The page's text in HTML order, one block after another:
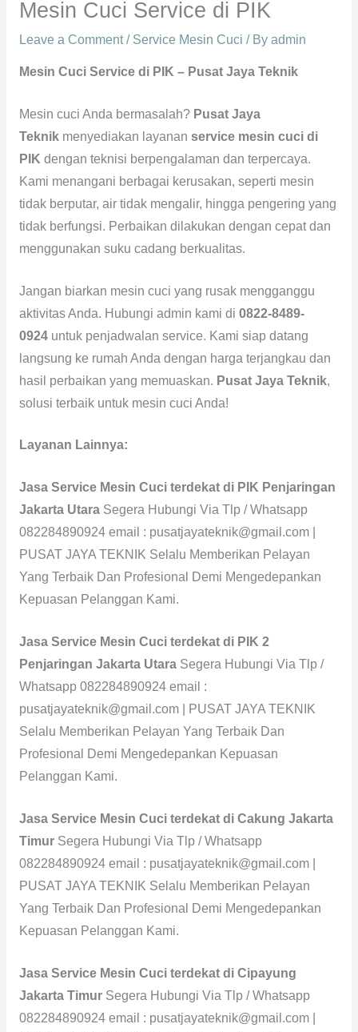
Mesin Cuci Service di PIK
Leave a Comment / Service Mesin Cuci / By admin
Mesin Cuci Service di PIK – Pusat Jaya Teknik
Mesin cuci Anda bermasalah? Pusat Jaya
Teknikmenyediakan layanan service mesin cuci di
PIK dengan teknisi berpengalaman dan terpercaya.
Kami menangani berbagai kerusakan, seperti mesin
tidak berputar, air tidak mengalir, hingga pengering yang
tidak berfungsi. Perbaikan dilakukan dengan cepat dan
menggunakan suku cadang berkualitas.
Jangan biarkan mesin cuci yang rusak mengganggu
aktivitas Anda. Hubungi admin kami di 0822-8489-
0924untuk penjadwalan service. Kami siap datang
langsung ke rumah Anda dengan harga terjangkau dan
hasil perbaikan yang memuaskan. Pusat Jaya Teknik,
solusi terbaik untuk mesin cuci Anda!
Layanan Lainnya:
Jasa Service Mesin Cuci terdekat di PIK Penjaringan
Jakarta Utara Segera Hubungi Via Tlp / Whatsapp
082284890924 email : pusatjayateknik@gmail.com |
PUSAT JAYA TEKNIK Selalu Memberikan Pelayan
Yang Terbaik Dan Profesional Demi Mengedepankan
Kepuasan Pelanggan Kami.
Jasa Service Mesin Cuci terdekat di PIK 2
Penjaringan Jakarta Utara Segera Hubungi Via Tlp /
Whatsapp 082284890924 email :
pusatjayateknik@gmail.com | PUSAT JAYA TEKNIK
Selalu Memberikan Pelayan Yang Terbaik Dan
Profesional Demi Mengedepankan Kepuasan
Pelanggan Kami.
Jasa Service Mesin Cuci terdekat di Cakung Jakarta
Timur Segera Hubungi Via Tlp / Whatsapp
082284890924 email : pusatjayateknik@gmail.com |
PUSAT JAYA TEKNIK Selalu Memberikan Pelayan
Yang Terbaik Dan Profesional Demi Mengedepankan
Kepuasan Pelanggan Kami.
Jasa Service Mesin Cuci terdekat di Cipayung
Jakarta Timur Segera Hubungi Via Tlp / Whatsapp
082284890924 email : pusatjayateknik@gmail.com |